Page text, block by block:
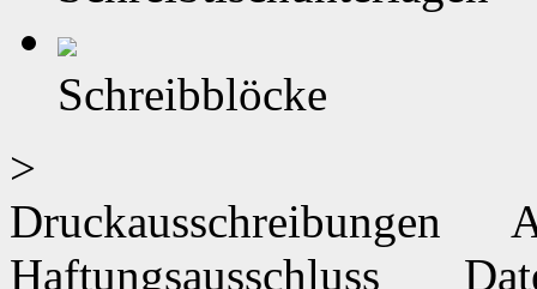
Schreibblöcke
>
Druckausschreibungen
Haftungsausschluss